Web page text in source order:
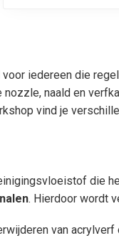
iedereen die
naald en
vind je
die
. Hierdoor wordt
van